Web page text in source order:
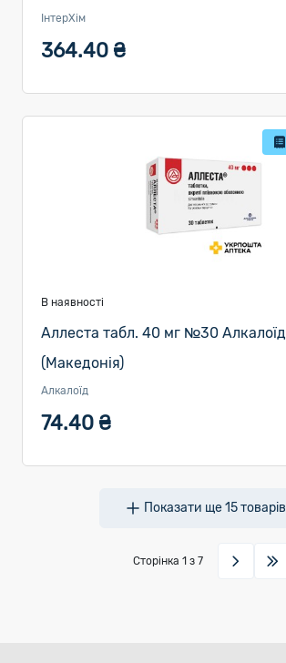
ІнтерХім
364.40 ₴
В наявності
Аллеста табл. 40 мг №30 Алкалоїд
(Македонія)
Алкалоїд
74.40 ₴
Показати ще15товарів
Сторінка 1 з 7